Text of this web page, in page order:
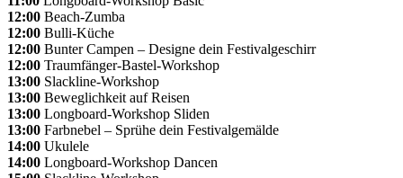
12:00 Beach-Zumba
12:00 Bulli-Küche
12:00 Bunter Campen – Designe dein Festivalgeschirr
12:00 Traumfänger-Bastel-Workshop
13:00 Slackline-Workshop
13:00 Beweglichkeit auf Reisen
13:00 Longboard-Workshop Sliden
13:00 Farbnebel – Sprühe dein Festivalgemälde
14:00 Ukulele
14:00 Longboard-Workshop Dancen